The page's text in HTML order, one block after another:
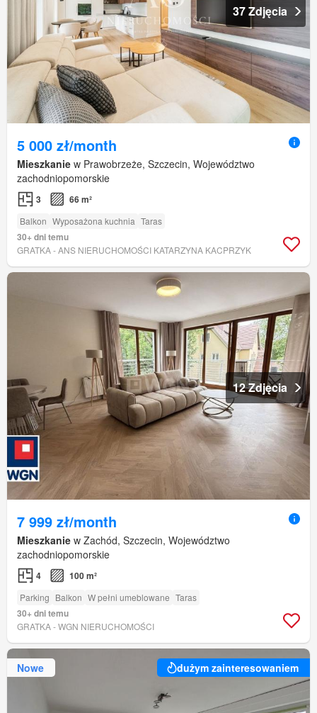
37 Zdjęcia
5 000 zł/month
Mieszkanie w Prawobrzeże, Szczecin, Województwo
zachodniopomorskie
3 66 m²
Balkon Wyposażona kuchnia Taras
30+ dni temu
GRATKA - ANS NIERUCHOMOŚCI KATARZYNA KACPRZYK
12 Zdjęcia
7 999 zł/month
Mieszkanie w Zachód, Szczecin, Województwo
zachodniopomorskie
4 100 m²
Parking Balkon W pełni umeblowane Taras
30+ dni temu
GRATKA - WGN NIERUCHOMOŚCI
Nowe dużym zainteresowaniem